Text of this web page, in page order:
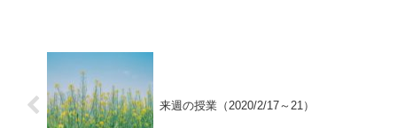
来週の授業（2020/2/17～21）